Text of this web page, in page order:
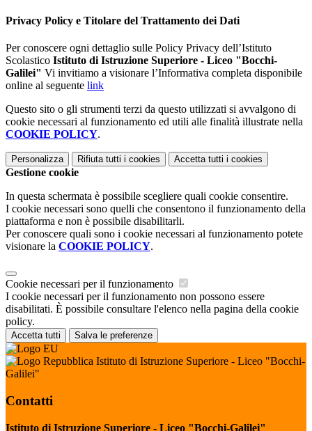
Privacy Policy e Titolare del Trattamento dei Dati
Per conoscere ogni dettaglio sulle Policy Privacy dell’Istituto
Scolastico Istituto di Istruzione Superiore - Liceo "Bocchi-
Galilei" Vi invitiamo a visionare l’Informativa completa disponibile
online al seguente link
Questo sito o gli strumenti terzi da questo utilizzati si avvalgono di
cookie necessari al funzionamento ed utili alle finalità illustrate nella
COOKIE POLICY.
Personalizza Rifiuta tutti i cookies Accetta tutti i cookies
Gestione cookie
In questa schermata è possibile scegliere quali cookie consentire.
I cookie necessari sono quelli che consentono il funzionamento della
piattaforma e non è possibile disabilitarli.
Per conoscere quali sono i cookie necessari al funzionamento potete
visionare la COOKIE POLICY.
Cookie necessari per il funzionamento
I cookie necessari per il funzionamento non possono essere
disabilitati. È possibile consultare l'elenco nella pagina della cookie
policy.
Accetta tutti Salva le preferenze
Istituto di Istruzione Superiore - Liceo "Bocchi-
Galilei"
Contatti
Istituto di Istruzione Superiore - Liceo "Bocchi-Galilei"